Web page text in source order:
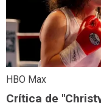
HBO Max
Crítica de